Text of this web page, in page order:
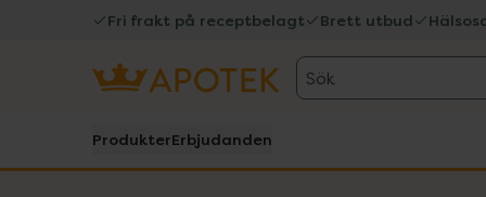
Fri frakt på receptbelagt Brett utbud
Sök
ProdukterErbjudanden